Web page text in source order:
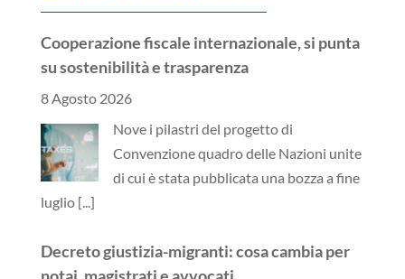
Cooperazione fiscale internazionale, si punta
su sostenibilità e trasparenza
8 Agosto 2026
Nove i pilastri del progetto di
Convenzione quadro delle Nazioni unite
di cui è stata pubblicata una bozza a fine
luglio [...]
Decreto giustizia-migranti: cosa cambia per